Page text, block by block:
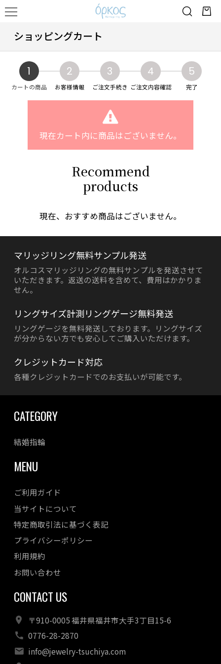
ショッピングカート
1
カートの商品
2
お客様情報
3
ご注文手続き
4
ご注文内容確認
5
完了
現在カート内に商品はございません。
Recommend
products
現在、おすすめ商品はございません。
マリッジリング無料サンプル発送
オルコスマリッジリングの無料サンプルを発送させて
いただきます。返送の送料を含めて、費用はかかりま
せん。
リングサイズ計測リングゲージ無料発送
リングゲージを無料発送しております。リングサイズ
が分からない方でも安心してご購入いただけます。
クレジットカード対応
各種クレジットカードでのお支払いが可能です。
CATEGORY
結婚指輪
MENU
ご利用ガイド
当サイトについて
特定商取引法に基づく表記
プライバシーポリシー
利用規約
お問い合わせ
CONTACT US
〒910-0005 福井県福井市大手3丁目15-6
0776-28-2870
info@jewelry-tsuchiya.com